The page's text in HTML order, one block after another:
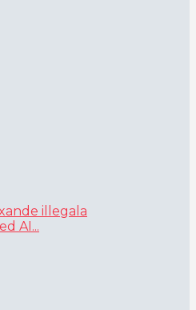
illegala
AI...